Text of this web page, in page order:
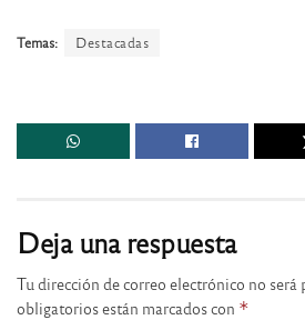
Temas: Destacadas
Deja una respuesta
Tu dirección de correo electrónico no será
obligatorios están marcados con *